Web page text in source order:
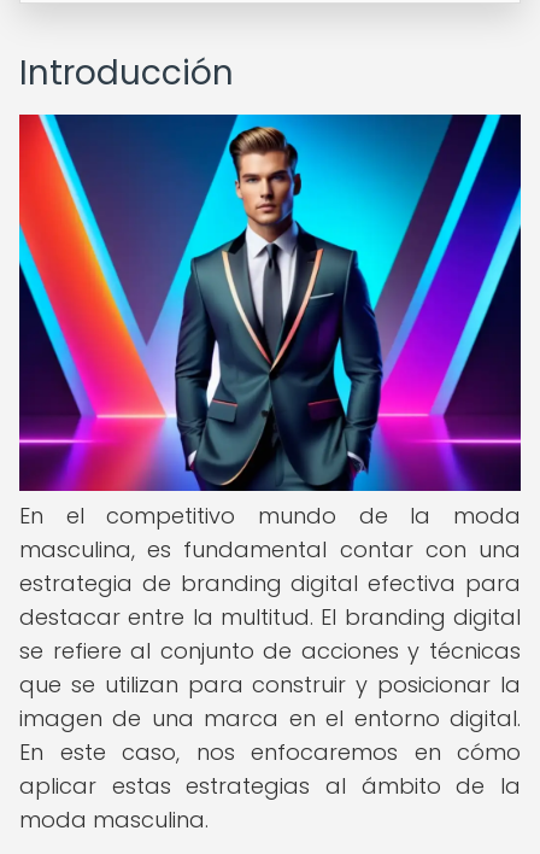
Introducción
En el competitivo mundo de la moda
masculina, es fundamental contar con una
estrategia de branding digital efectiva para
destacar entre la multitud. El branding digital
se refiere al conjunto de acciones y técnicas
que se utilizan para construir y posicionar la
imagen de una marca en el entorno digital.
En este caso, nos enfocaremos en cómo
aplicar estas estrategias al ámbito de la
moda masculina.